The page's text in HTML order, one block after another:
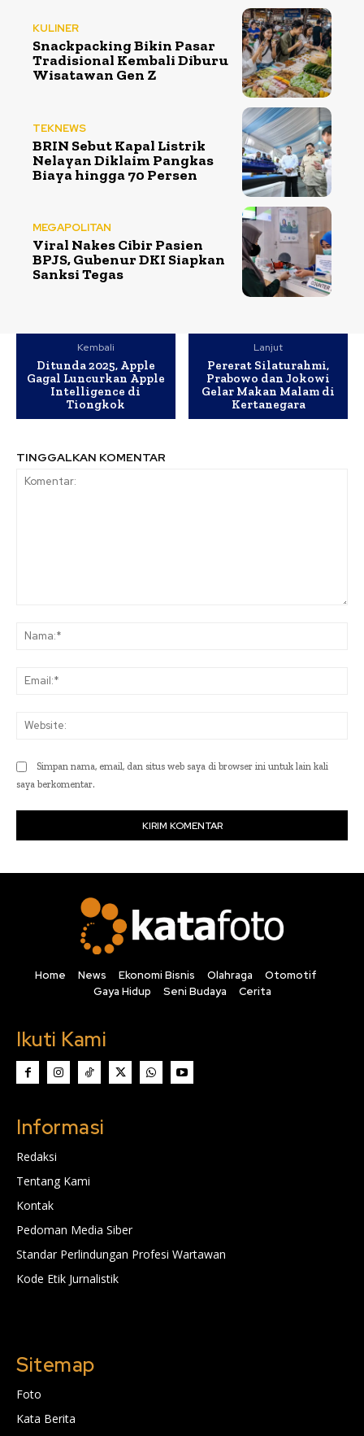
KULINER
Snackpacking Bikin Pasar
Tradisional Kembali Diburu
Wisatawan Gen Z
TEKNEWS
BRIN Sebut Kapal Listrik
Nelayan Diklaim Pangkas
Biaya hingga 70 Persen
MEGAPOLITAN
Viral Nakes Cibir Pasien
BPJS, Gubenur DKI Siapkan
Sanksi Tegas
Kembali
Ditunda 2025, Apple
Gagal Luncurkan Apple
Intelligence di
Tiongkok
Lanjut
Pererat Silaturahmi,
Prabowo dan Jokowi
Gelar Makan Malam di
Kertanegara
TINGGALKAN KOMENTAR
Simpan nama, email, dan situs web saya di browser ini untuk lain kali
saya berkomentar.
Home News Ekonomi Bisnis Olahraga
Otomotif
Gaya Hidup
Seni Budaya Cerita
Ikuti Kami
Informasi
Redaksi
Tentang Kami
Kontak
Pedoman Media Siber
Standar Perlindungan Profesi Wartawan
Kode Etik Jurnalistik
Sitemap
Foto
Kata Berita